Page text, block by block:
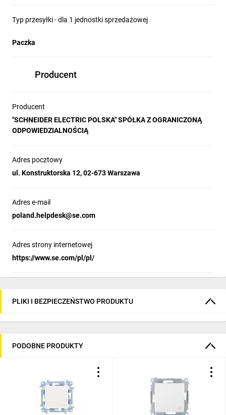
Typ przesyłki - dla 1 jednostki sprzedażowej
Paczka
Producent
Producent
"SCHNEIDER ELECTRIC POLSKA" SPÓŁKA Z OGRANICZONĄ
ODPOWIEDZIALNOŚCIĄ
Adres pocztowy
ul. Konstruktorska 12, 02-673 Warszawa
Adres e-mail
poland.helpdesk@se.com
Adres strony internetowej
https://www.se.com/pl/pl/
PLIKI I BEZPIECZEŃSTWO PRODUKTU
PODOBNE PRODUKTY